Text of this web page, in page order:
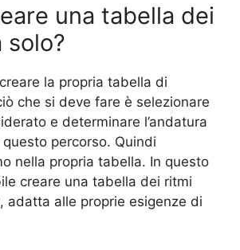
una tabella dei
solo?
la propria tabella di
che si deve fare è selezionare
e determinare l’andatura
percorso. Quindi
nella propria tabella. In questo
creare una tabella dei ritmi
adatta alle proprie esigenze di